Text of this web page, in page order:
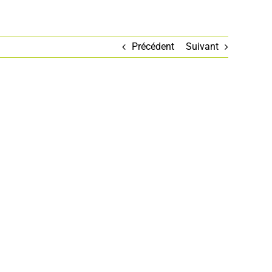
Précédent Suivant